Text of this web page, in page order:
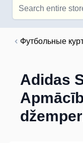
Футбольные
Adidas